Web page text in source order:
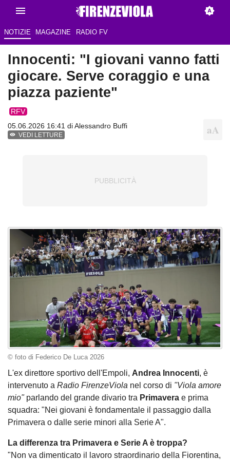
NOTIZIE MAGAZINE RADIO FV
Innocenti: "I giovani vanno fatti
giocare. Serve coraggio e una
piazza paziente"
RFV
05.06.2026 16:41 diAlessandro Buffi
VEDI LETTURE
© foto di Federico De Luca 2026
L'ex direttore sportivo dell'Empoli, Andrea Innocenti, è
intervenuto a Radio FirenzeViola nel corso di "Viola amore
mio" parlando del grande divario tra Primavera e prima
squadra: "Nei giovani è fondamentale il passaggio dalla
Primavera o dalle serie minori alla Serie A".
La differenza tra Primavera e Serie A è troppa?
"Non va dimenticato il lavoro straordinario della Fiorentina,